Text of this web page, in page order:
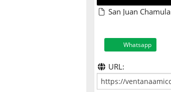
San Juan Chamula
Whatsapp
URL: